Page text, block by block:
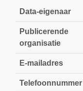
Data-eigenaar
Publicerende
organisatie
E-mailadres
Telefoonnummer